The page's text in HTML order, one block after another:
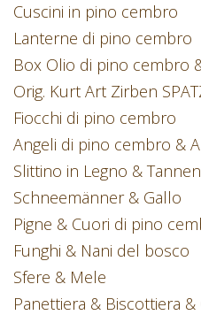
Cuscini in pino cembro
Lanterne di pino cembro
Box Olio di pino cembro
Orig. Kurt Art Zirben
Fiocchi di pino cembro
Angeli di pino cembro &
Slittino in Legno &
Schneemänner & Gallo
Pigne & Cuori di pino
Funghi & Nani del bosco
Sfere & Mele
Panettiera & Biscottiera